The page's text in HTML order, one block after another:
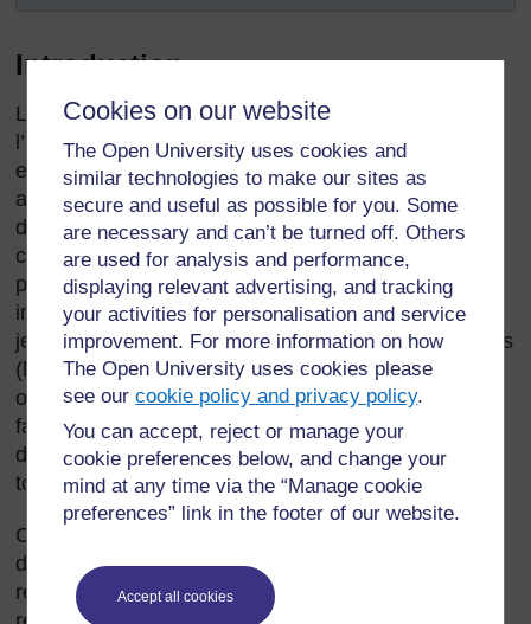
Cookies on our website
The Open University uses cookies and
similar technologies to make our sites as
secure and useful as possible for you. Some
are necessary and can’t be turned off. Others
are used for analysis and performance,
displaying relevant advertising, and tracking
your activities for personalisation and service
improvement. For more information on how
The Open University uses cookies please
see ourcookie policy and privacy policy.
You can accept, reject or manage your
cookie preferences below, and change your
mind at any time via the “Manage cookie
preferences” link in the footer of our website.
Accept all cookies
Introduction
Les enseignants doivent prendre conscience de
l’importance des connaissances, des compétences
et des attitudes en matière d’apprentissage. Donner
aux élèves les faits (la connaissance) est la forme
d’apprentissage la plus directe, l’acquisition des
compétences est plus longue et nécessite plus de
pratique, mais l’aspect le plus incertain consiste à
influencer les valeurs et les attitudes. Pensez à un
jeu de football. L’ensemble du public connaît les faits
(les règles de base du jeu). Une poignée de joueurs
ont les compétences pour très bien jouer. Mais le
fairplay, l’honnêteté et la dignité dans la défaite sont
des attitudes importantes que l’on ne rencontre pas
toujours.
Cette section vous présente différentes façons de
développer chez vos élèves des attitudes
responsables en ce qui concerne l’utilisation et la